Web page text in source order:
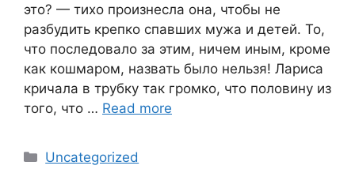
это? — тихо произнесла она, чтобы не
разбудить крепко спавших мужа и детей. То,
что последовало за этим, ничем иным, кроме
как кошмаром, назвать было нельзя! Лариса
кричала в трубку так громко, что половину из
того, что … Read more
Categories
Uncategorized